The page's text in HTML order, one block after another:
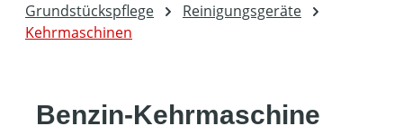
Grundstückspflege
Reinigungsgeräte
Kehrmaschinen
Benzin-Kehrmaschine